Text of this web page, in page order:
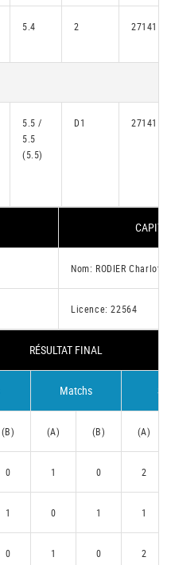
5.4 2 27141
5.5 /
5.5
(5.5)
D1 27141
Nom: RODIER Charlotte
Licence: 22564
RÉSULTAT FINAL
Matchs
(B) (A) (B) (A)
0 1 0 2
1 0 1 1
0 1 0 2